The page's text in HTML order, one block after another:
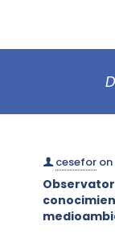
cesefor on